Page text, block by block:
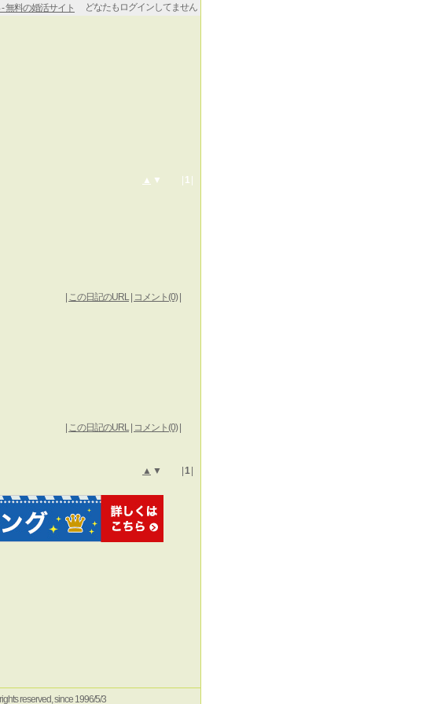
どなたもログインしてません
▲ ▼ | 1
この日記のURL| コメント(0)|
この日記のURL| コメント(0)|
▲ ▼ | 1|
reserved, since 1996/5/3